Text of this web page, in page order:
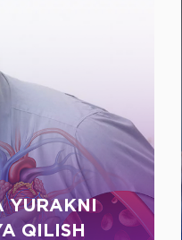
YURAKNI
QILISH